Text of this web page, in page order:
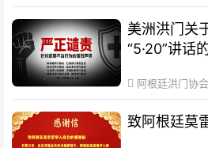
美洲洪门关
“5·20”讲话
阿根廷洪门协会
致阿根廷莫